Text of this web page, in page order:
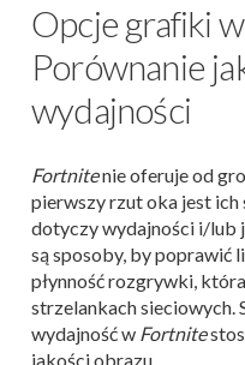
Opcje grafiki
Porównanie
wydajności
Fortnitenie oferuje od
pierwszy rzut oka jest ich
dotyczy wydajności i/lub
są sposoby, by poprawić
płynność rozgrywki,
strzelankach sieciowych.
wydajność w Fortnite
jakości obrazu.